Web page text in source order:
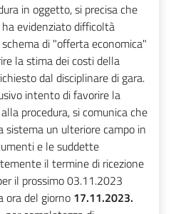
in oggetto, si precisa che
evidenziato difficoltà
di "offerta economica"
la stima dei costi della
dal disciplinare di gara.
intento di favorire la
procedura, si comunica che
sistema un ulteriore campo in
e le suddette
il termine di ricezione
il prossimo 03.11.2023
ora del giorno 17.11.2023.